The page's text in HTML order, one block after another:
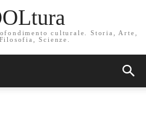
culturale. Storia, Arte,
Scienze.